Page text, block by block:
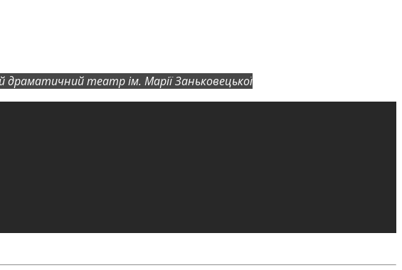
драматичний театр ім. Марії Заньковецької